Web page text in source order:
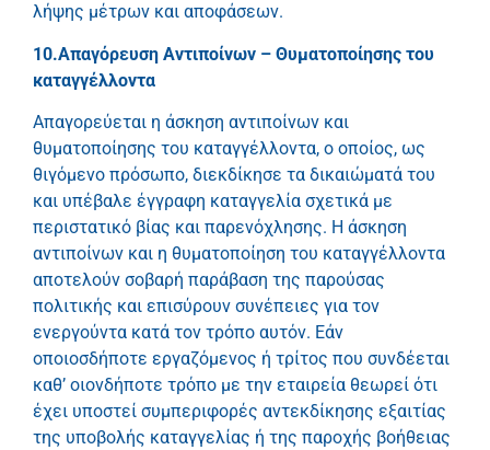
λήψης μέτρων και αποφάσεων.
10.Απαγόρευση Αντιποίνων – Θυματοποίησης του
καταγγέλλοντα
Απαγορεύεται η άσκηση αντιποίνων και
θυματοποίησης του καταγγέλλοντα, ο οποίος, ως
θιγόμενο πρόσωπο, διεκδίκησε τα δικαιώματά του
και υπέβαλε έγγραφη καταγγελία σχετικά με
περιστατικό βίας και παρενόχλησης. Η άσκηση
αντιποίνων και η θυματοποίηση του καταγγέλλοντα
αποτελούν σοβαρή παράβαση της παρούσας
πολιτικής και επισύρουν συνέπειες για τον
ενεργούντα κατά τον τρόπο αυτόν. Εάν
οποιοσδήποτε εργαζόμενος ή τρίτος που συνδέεται
καθ’ οιονδήποτε τρόπο με την εταιρεία θεωρεί ότι
έχει υποστεί συμπεριφορές αντεκδίκησης εξαιτίας
της υποβολής καταγγελίας ή της παροχής βοήθειας